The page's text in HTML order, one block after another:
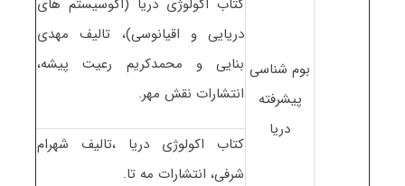
بوم شناسی
پیشرفته
دریا
دریایی و اقیانوسی)، تالیف مهدی
بنایی و محمدکریم رعیت پیشه،
انتشارات نقش مهر.
کتاب اکولوژی دریا ،تالیف شهرام
شرفی، انتشارات مه تا.